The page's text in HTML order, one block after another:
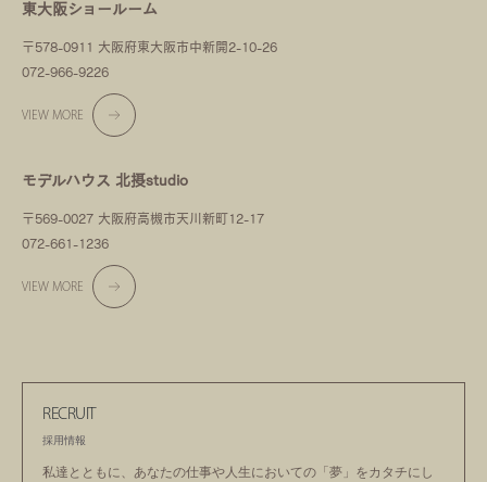
東大阪ショールーム
〒578-0911 大阪府東大阪市中新開2-10-26
072-966-9226
VIEW MORE
モデルハウス 北摂studio
〒569-0027 大阪府高槻市天川新町12-17
072-661-1236
VIEW MORE
RECRUIT
採用情報
私達とともに、あなたの仕事や人生においての 「夢」をカタチにし